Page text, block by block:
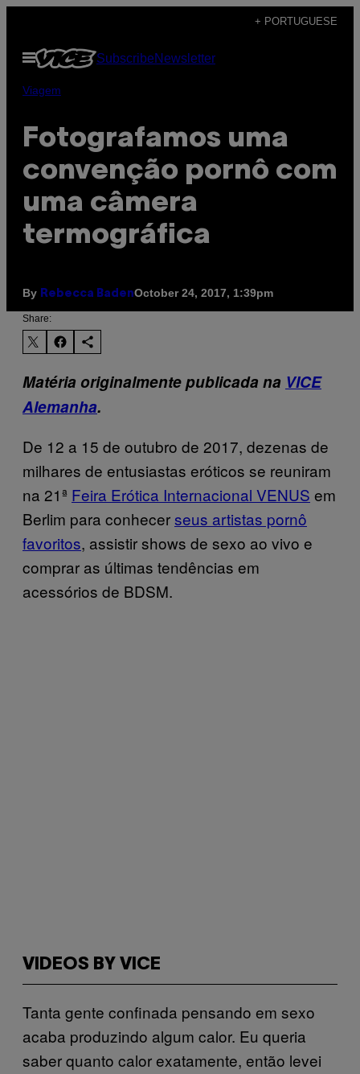
content
+ PORTUGUESE
Open
Menu
SubscribeNewsletter
Viagem
Fotografamos uma
convenção pornô com
uma câmera
termográfica
By Rebecca BadenOctober 24, 2017, 1:39pm
Share:
Matéria originalmente publicada na VICE
Alemanha.
De 12 a 15 de outubro de 2017, dezenas de
milhares de entusiastas eróticos se reuniram
na 21ª Feira Erótica Internacional VENUS em
Berlim para conhecerseus artistas pornô
favoritos, assistir shows de sexo ao vivo e
comprar as últimas tendências em
acessórios de BDSM.
VIDEOS BY VICE
Tanta gente confinada pensando em sexo
acaba produzindo algum calor. Eu queria
saber quanto calor exatamente, então levei